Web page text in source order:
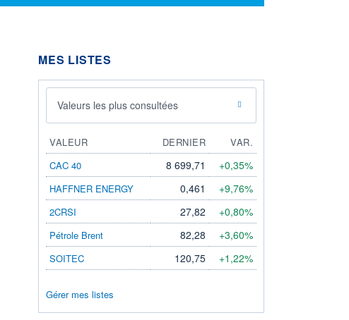
MES LISTES
Valeurs les plus consultées
VALEUR DERNIER
VAR.
CAC 40
8 699,71 +0,35%
HAFFNER ENERGY 0,461 +9,76%
2CRSI 27,82 +0,80%
Pétrole Brent 82,28 +3,60%
SOITEC 120,75 +1,22%
Gérer mes listes